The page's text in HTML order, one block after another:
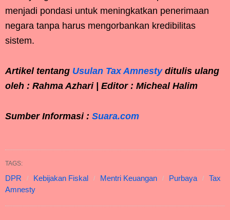
menjadi pondasi untuk meningkatkan penerimaan
negara tanpa harus mengorbankan kredibilitas
sistem.
Artikel tentang Usulan Tax Amnestyditulis ulang
oleh : Rahma Azhari | Editor : Micheal Halim
Sumber Informasi : Suara.com
TAGS:
DPR Kebijakan Fiskal Mentri Keuangan Purbaya
Tax
Amnesty